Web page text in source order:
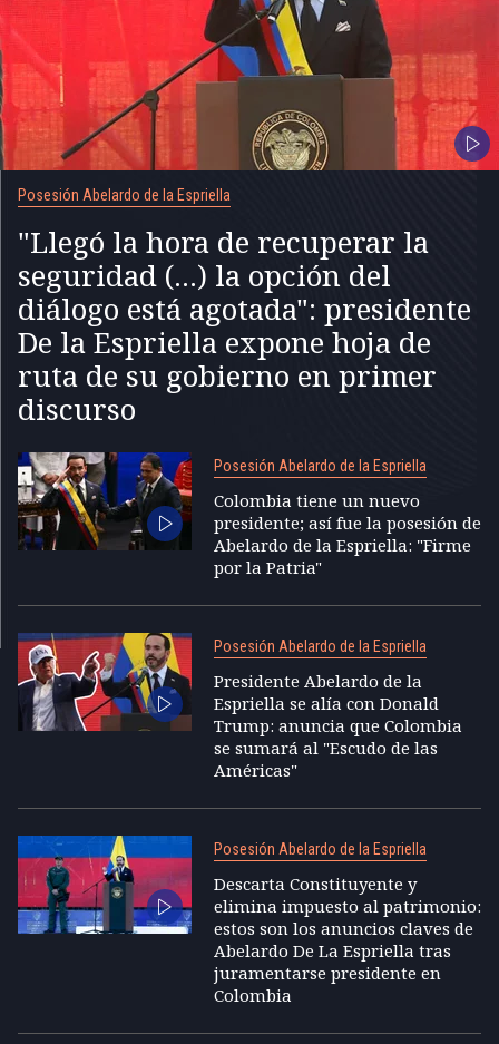
Posesión Abelardo de la Espriella
"Llegó la hora de recuperar la
seguridad (...) la opción del
diálogo está agotada": presidente
De la Espriella expone hoja de
ruta de su gobierno en primer
discurso
Posesión Abelardo de la Espriella
Colombia tiene un nuevo
presidente; así fue la posesión de
Abelardo de la Espriella: "Firme
por la Patria"
Posesión Abelardo de la Espriella
Presidente Abelardo de la
Espriella se alía con Donald
Trump: anuncia que Colombia
se sumará al "Escudo de las
Américas"
Posesión Abelardo de la Espriella
Descarta Constituyente y
elimina impuesto al patrimonio:
estos son los anuncios claves de
Abelardo De La Espriella tras
juramentarse presidente en
Colombia